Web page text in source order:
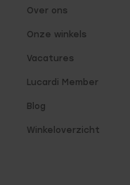
Over ons
Onze winkels
Vacatures
Lucardi Member
Blog
Winkeloverzicht